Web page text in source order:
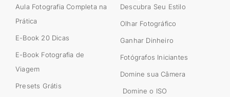
Aula Fotografia Completa na
Prática
E-Book 20 Dicas
E-Book Fotografia de
Viagem
Presets Grátis
Descubra Seu Estilo
Olhar Fotográfico
Ganhar Dinheiro
Fotógrafos Iniciantes
Domine sua Câmera
Domine o ISO